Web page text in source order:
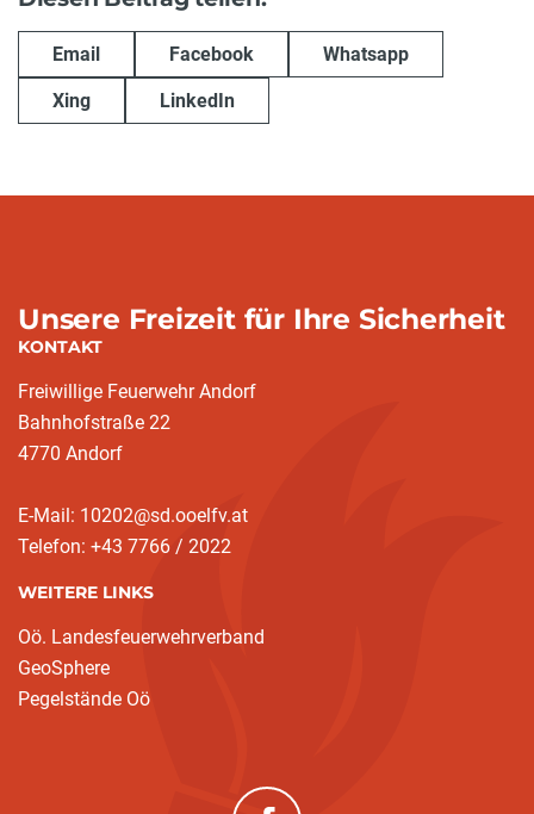
Email Facebook Whatsapp
Xing LinkedIn
Unsere Freizeit für Ihre Sicherheit
KONTAKT
Freiwillige Feuerwehr Andorf
Bahnhofstraße 22
4770 Andorf
E-Mail: 10202@sd.ooelfv.at
Telefon: +43 7766 / 2022
WEITERE LINKS
Oö. Landesfeuerwehrverband
GeoSphere
Pegelstände Oö